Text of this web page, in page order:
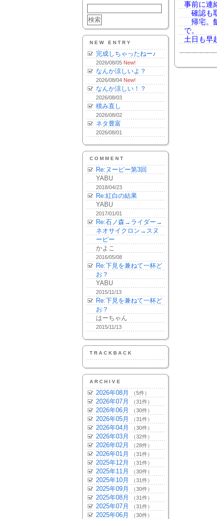
NEW ENTRY
完成しちゃったねー♪
2026/08/05 New!
なんか涼しいよ？
2026/08/04 New!
なんか涼しい！？
2026/08/03
積み直し
2026/08/02
ネタ豊富
2026/08/01
COMMENT
Re:ヌーピー第3回
YABU
2018/04/23
Re:紅白の結果
YABU
2017/01/01
Re:石ノ森→ライダー→
ネオサイクロン→スヌ
ーピー
かよこ
2016/05/08
Re:下見を兼ねて一杯ど
お？
YABU
2015/11/13
Re:下見を兼ねて一杯ど
お？
はーちゃん
2015/11/13
TRACKBACK
ARCHIVE
2026年08月 （5件）
2026年07月 （31件）
2026年06月 （30件）
2026年05月 （31件）
2026年04月 （30件）
2026年03月 （32件）
2026年02月 （28件）
2026年01月 （31件）
2025年12月 （31件）
2025年11月 （30件）
2025年10月 （31件）
2025年09月 （30件）
2025年08月 （31件）
2025年07月 （31件）
2025年06月 （30件）
事前に連
確認も
帰宅。
で。
土日も早